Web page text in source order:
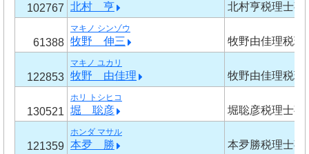
102767 北村 亨 北村亨税理士事
61388
マキノ シンゾウ
牧野 伸三 牧野由佳理税理
122853
マキノ ユカリ
牧野 由佳理 牧野由佳理税理
130521
ホリ トシヒコ
堀 聡彦 堀聡彦税理士事
121359
ホンダ マサル
本夛 勝 本夛勝税理士事